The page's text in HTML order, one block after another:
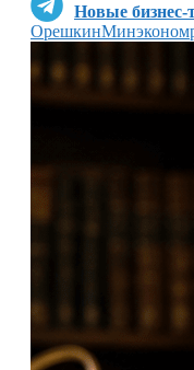
Новые бизнес-
Орешкин